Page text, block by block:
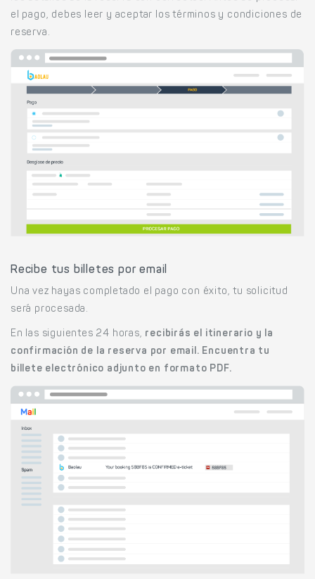
el pago, debes leer y aceptar los términos y condiciones de
reserva.
Recibe tus billetes por email
Una vez hayas completado el pago con éxito, tu solicitud
será procesada.
En las siguientes 24 horas, recibirás el itinerario y la
confirmación de la reserva por email. Encuentra tu
billete electrónico adjunto en formato PDF.